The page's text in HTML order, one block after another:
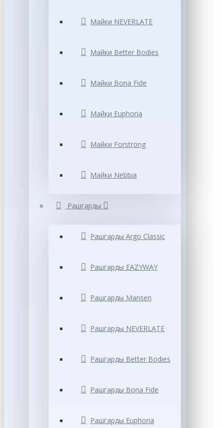
Майки NEVERLATE
Майки Better Bodies
Майки Bona Fide
Майки Euphoria
Майки Forstrong
Майки Nebbia
Рашгарды
Рашгарды Argo Classic
Рашгарды EAZYWAY
Рашгарды Mansen
Рашгарды NEVERLATE
Рашгарды Better Bodies
Рашгарды Bona Fide
Рашгарды Euphoria